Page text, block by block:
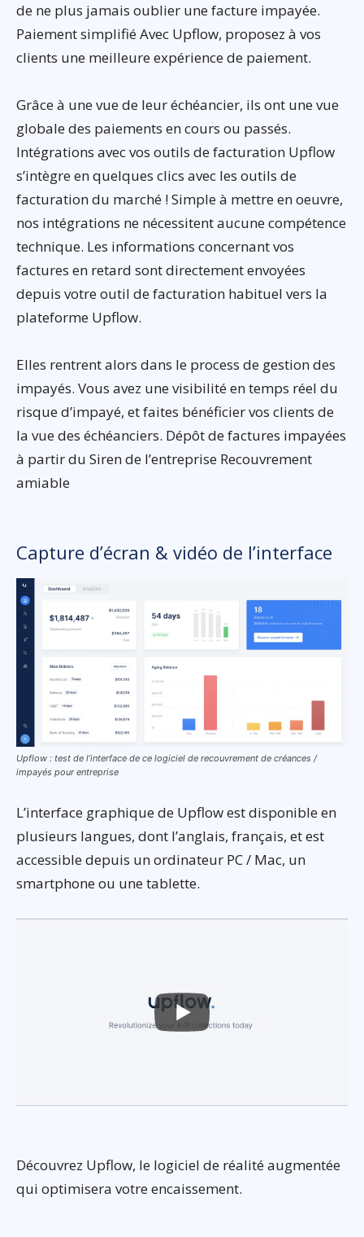
de ne plus jamais oublier une facture impayée.
Paiement simplifié Avec Upflow, proposez à vos
clients une meilleure expérience de paiement.
Grâce à une vue de leur échéancier, ils ont une vue
globale des paiements en cours ou passés.
Intégrations avec vos outils de facturation Upflow
s’intègre en quelques clics avec les outils de
facturation du marché ! Simple à mettre en oeuvre,
nos intégrations ne nécessitent aucune compétence
technique. Les informations concernant vos
factures en retard sont directement envoyées
depuis votre outil de facturation habituel vers la
plateforme Upflow.
Elles rentrent alors dans le process de gestion des
impayés. Vous avez une visibilité en temps réel du
risque d’impayé, et faites bénéficier vos clients de
la vue des échéanciers. Dépôt de factures impayées
à partir du Siren de l’entreprise Recouvrement
amiable
Capture d’écran & vidéo de l’interface
Upflow : test de l’interface de ce logiciel de recouvrement de créances /
impayés pour entreprise
L’interface graphique de Upflow est disponible en
plusieurs langues, dont l’anglais, français, et est
accessible depuis un ordinateur PC / Mac, un
smartphone ou une tablette.
Découvrez Upflow, le logiciel de réalité augmentée
qui optimisera votre encaissement.